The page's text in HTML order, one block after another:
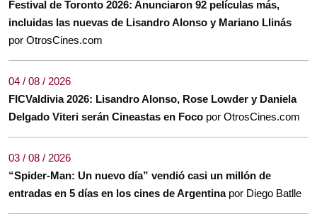
Festival de Toronto 2026: Anunciaron 92 películas más,
incluidas las nuevas de Lisandro Alonso y Mariano Llinás
por OtrosCines.com
04 / 08 / 2026
FICValdivia 2026: Lisandro Alonso, Rose Lowder y Daniela
Delgado Viteri serán Cineastas en Foco por OtrosCines.com
03 / 08 / 2026
“Spider-Man: Un nuevo día” vendió casi un millón de
entradas en 5 días en los cines de Argentina por Diego Batlle